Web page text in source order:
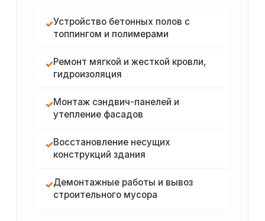
✓Устройство бетонных полов с
топпингом и полимерами
✓Ремонт мягкой и жесткой кровли,
гидроизоляция
✓Монтаж сэндвич-панелей и
утепление фасадов
✓Восстановление несущих
конструкций здания
✓Демонтажные работы и вывоз
строительного мусора